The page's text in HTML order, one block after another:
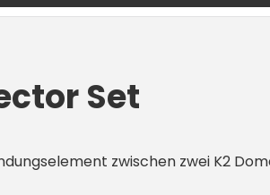
Set
zwischen zwei K2